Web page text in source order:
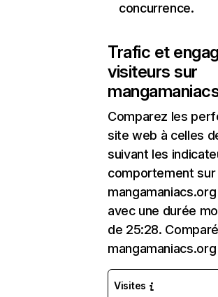
concurrence.
Trafic et
visiteurs sur
Comparez les
site web à celles
suivant les
comportement sur
avec une durée
de 25:28.
Visites